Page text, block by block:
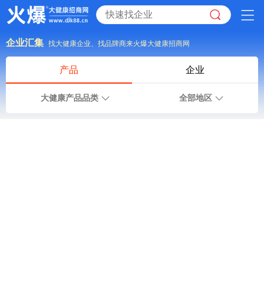
企业汇集 找大健康企业、找品牌商来火爆大健康招商网
产品 企业
大健康产品品类 全部地区